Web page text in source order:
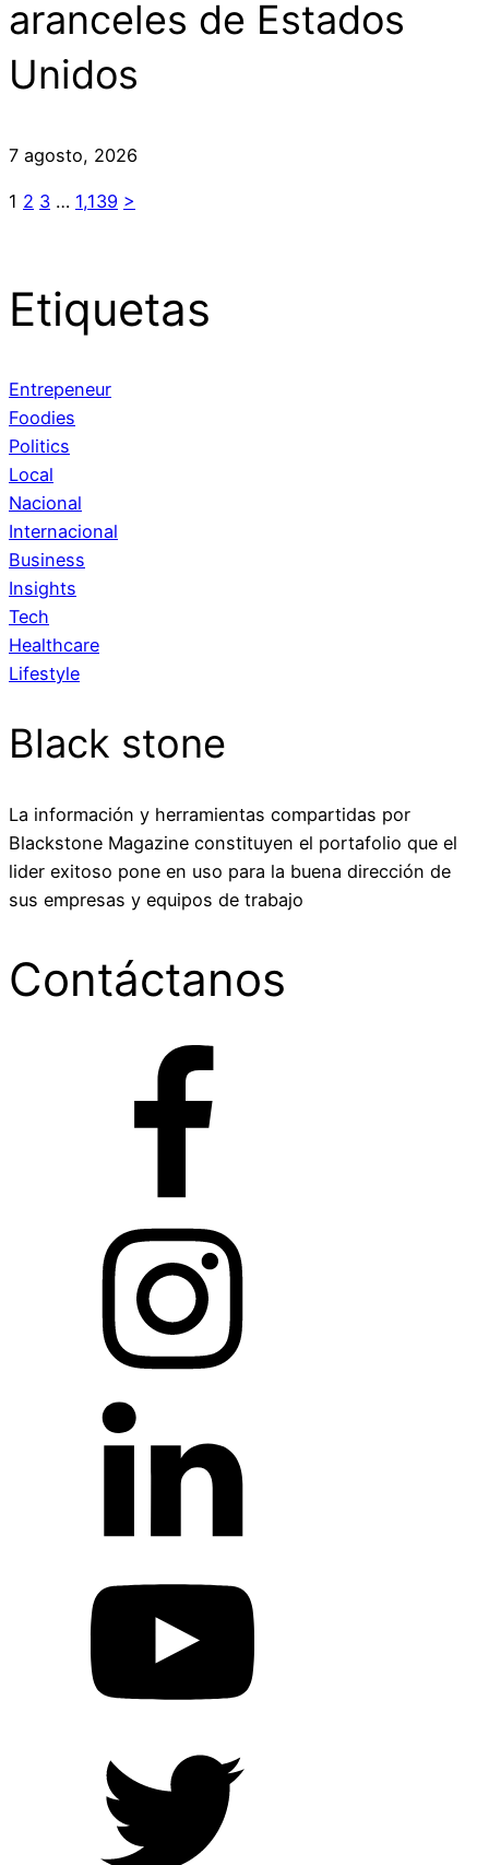
aranceles de Estados
Unidos
7 agosto, 2026
1 2 3 … 1,139 >
Etiquetas
Entrepeneur
Foodies
Politics
Local
Nacional
Internacional
Business
Insights
Tech
Healthcare
Lifestyle
Black stone
La información y herramientas compartidas por
Blackstone Magazine constituyen el portafolio que el
lider exitoso pone en uso para la buena dirección de
sus empresas y equipos de trabajo
Contáctanos